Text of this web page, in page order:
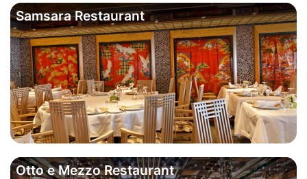
Samsara Restaurant
Otto e Mezzo Restaurant